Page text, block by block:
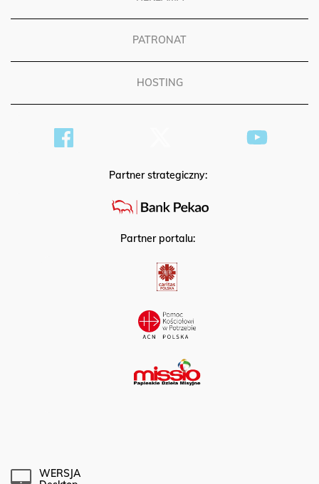
PATRONAT
HOSTING
Partner strategiczny:
Partner portalu:
WERSJA